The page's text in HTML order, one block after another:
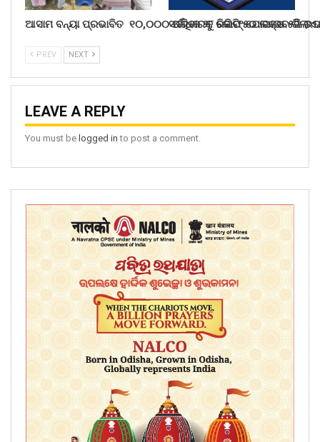
ଆସାମ ବନ୍ୟା ପ୍ରଭାବିତ ୧୦,୦୦୦ ପରିବାରକୁ ରିଲିଫ୍ ଯୋଗାଇବ
ସର୍ବାଧିକ ୨୮ କୋଟି ୫୦ ଲକ୍ଷ ୫ଜି
PREV NEXT
LEAVE A REPLY
You must be logged in to post a comment.